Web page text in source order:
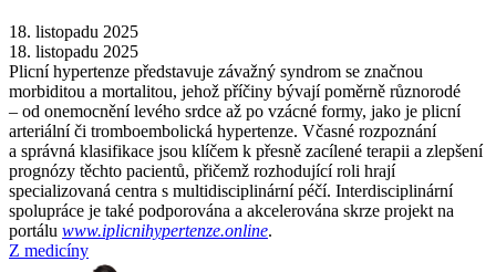
18. listopadu 2025
18. listopadu 2025
Plicní hypertenze představuje závažný syndrom se značnou
morbiditou a mortalitou, jehož příčiny bývají poměrně různorodé
–⁠ od onemocnění levého srdce až po vzácné formy, jako je plicní
arteriální či tromboembolická hypertenze. Včasné rozpoznání
a správná klasifikace jsou klíčem k přesně zacílené terapii a zlepšení
prognózy těchto pacientů, přičemž rozhodující roli hrají
specializovaná centra s multidisciplinární péčí. Interdisciplinární
spolupráce je také podporována a akcelerována skrze projekt na
portálu www.iplicnihypertenze.online.
Z medicíny